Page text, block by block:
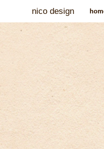
nico design